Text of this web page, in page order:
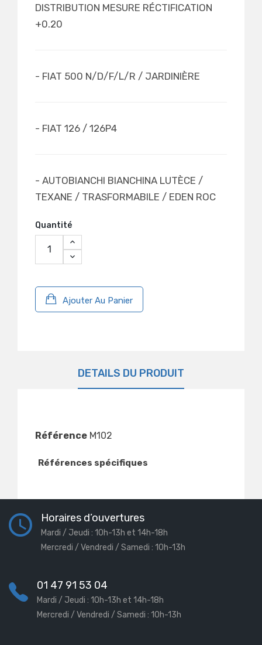
DISTRIBUTION MESURE RÉCTIFICATION
+0.20
- FIAT 500 N/D/F/L/R / JARDINIÈRE
- FIAT 126 / 126P4
- AUTOBIANCHI BIANCHINA LUTÈCE /
TEXANE / TRASFORMABILE / EDEN ROC
Quantité
Ajouter Au Panier
DÉTAILS DU PRODUIT
Référence M102
Références spécifiques
Horaires d’ouvertures
Mardi / Jeudi : 10h-13h et 14h-18h
Mercredi / Vendredi / Samedi : 10h-13h
01 47 91 53 04
Mardi / Jeudi : 10h-13h et 14h-18h
Mercredi / Vendredi / Samedi : 10h-13h